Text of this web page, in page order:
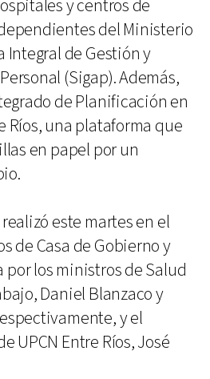
y centros de
del Ministerio
Integral de Gestión y
(Sigap). Además,
de Planificación en
Ríos, una plataforma que
en papel por un
este martes en el
de Casa de Gobierno y
por los ministros de Salud
Daniel Blanzaco y
y el
UPCN Entre Ríos, José